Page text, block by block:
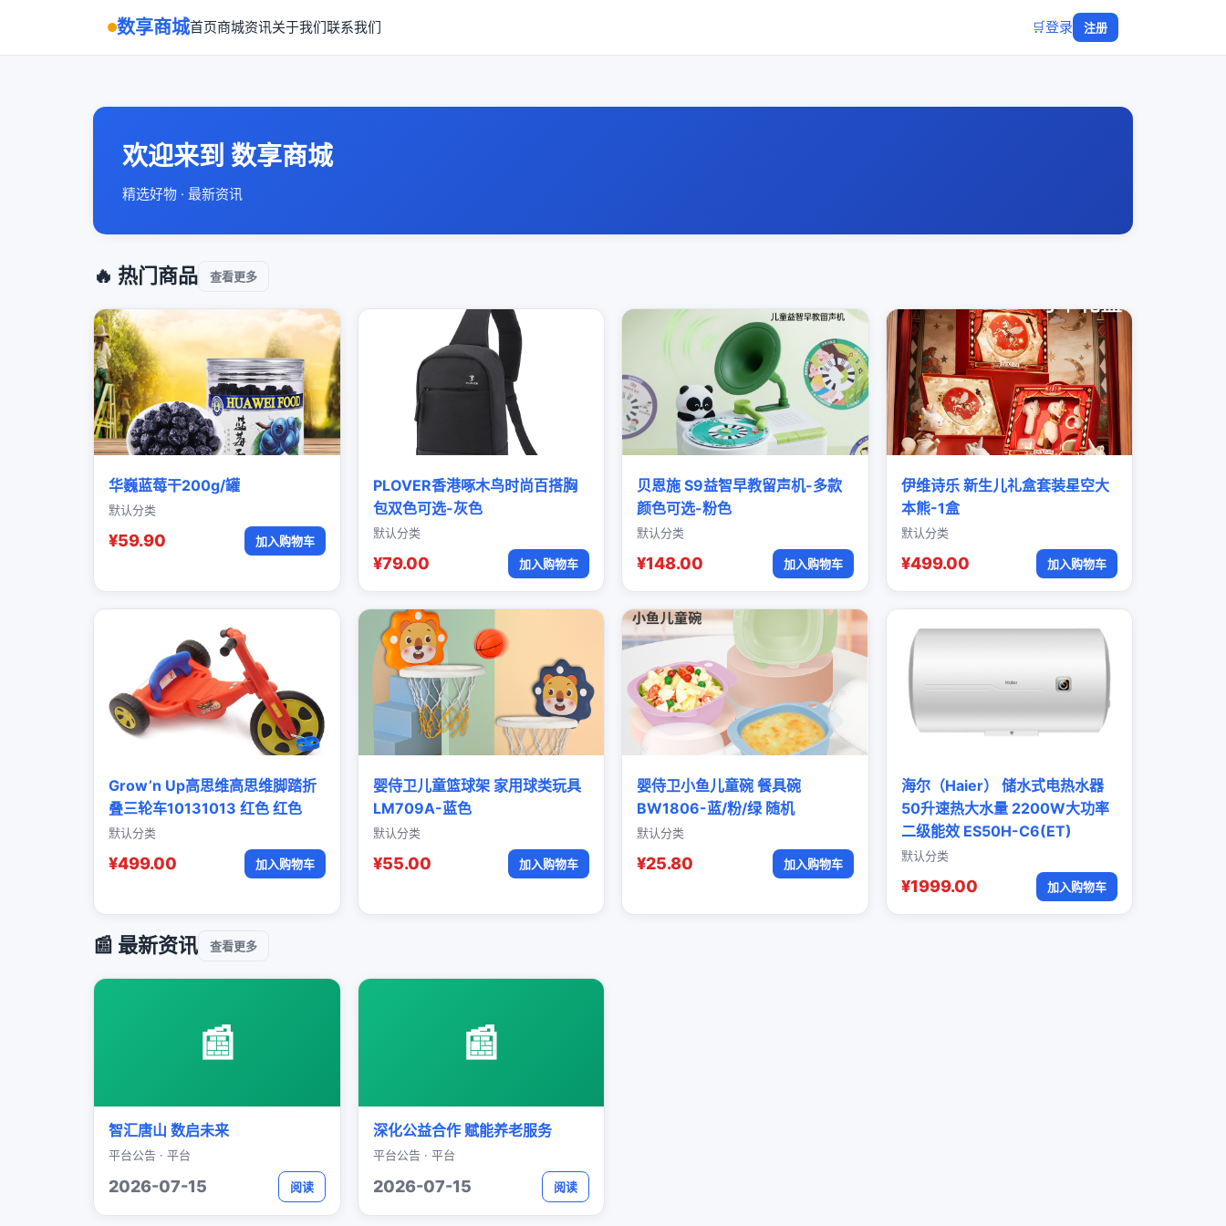
数享商城首页商城资讯关于我们联系我们 🛒登录 注册
欢迎来到 数享商城
精选好物 · 最新资讯
🔥 热门商品 查看更多
华巍蓝莓干200g/罐
默认分类
¥59.90 加入购物车
PLOVER香港啄木鸟时尚百搭胸
包双色可选-灰色
默认分类
¥79.00 加入购物车
贝恩施 S9益智早教留声机-多款
颜色可选-粉色
默认分类
¥148.00 加入购物车
伊维诗乐 新生儿礼盒套装星空大
本熊-1盒
默认分类
¥499.00 加入购物车
Grow’n Up高思维高思维脚踏折
叠三轮车10131013 红色 红色
默认分类
¥499.00 加入购物车
婴侍卫儿童篮球架 家用球类玩具
LM709A-蓝色
默认分类
¥55.00 加入购物车
婴侍卫小鱼儿童碗 餐具碗
BW1806-蓝/粉/绿 随机
默认分类
¥25.80 加入购物车
海尔（Haier） 储水式电热水器
50升速热大水量 2200W大功率
二级能效 ES50H-C6(ET)
默认分类
¥1999.00 加入购物车
📰 最新资讯 查看更多
📰
智汇唐山 数启未来
平台公告 · 平台
2026-07-15 阅读
📰
深化公益合作 赋能养老服务
平台公告 · 平台
2026-07-15 阅读